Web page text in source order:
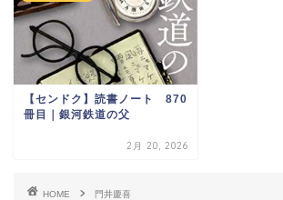
【センドク】読書ノート 870
冊目｜銀河鉄道の父
2月 20, 2026
HOME 門井慶喜